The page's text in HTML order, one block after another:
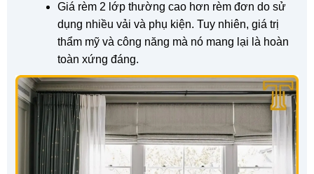
Giá rèm 2 lớp thường cao hơn rèm đơn do sử
dụng nhiều vải và phụ kiện. Tuy nhiên, giá trị
thẩm mỹ và công năng mà nó mang lại là hoàn
toàn xứng đáng.